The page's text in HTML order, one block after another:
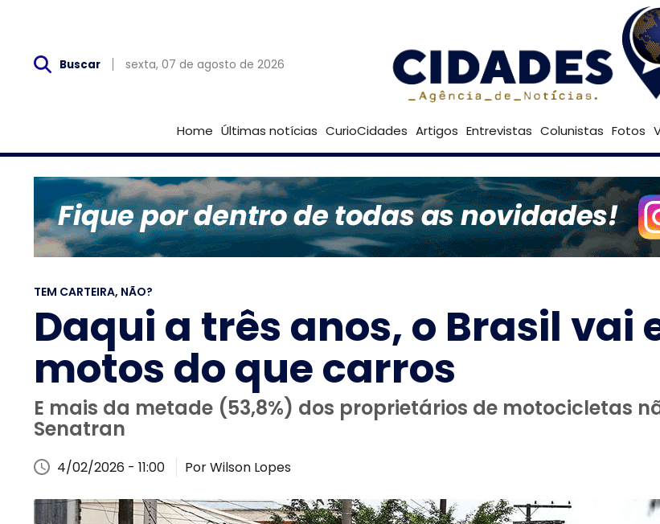
Buscar sexta, 07 de agosto de 2026 Goiânia 28º
Home Últimas notícias CurioCidades Artigos Entrevistas Colunistas Fotos
TEM CARTEIRA, NÃO?
Daqui a três anos, o Brasil
motos do que carros
E mais da metade (53,8%) dos proprietários de motocicletas
Senatran
4/02/2026 - 11:00 Por Wilson Lopes